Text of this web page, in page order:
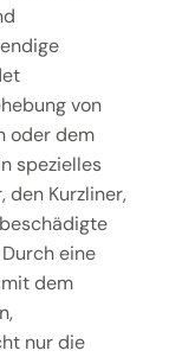
von
oder dem
spezielles
den Kurzliner,
eine
dem
nur die